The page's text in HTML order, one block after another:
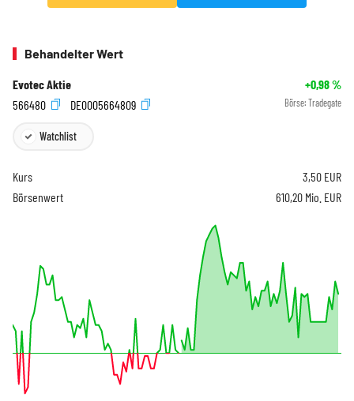
Behandelter Wert
Evotec Aktie +0,98%
566480
DE0005664809 Börse: Tradegate
Watchlist
Kurs 3,50 EUR
Börsenwert
610,20 Mio. EUR